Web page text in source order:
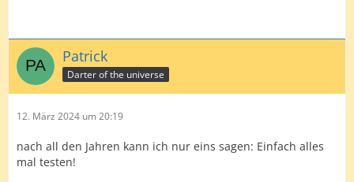
Patrick
Darter of the universe
12. März 2024 um 20:19
nach all den Jahren kann ich nur eins sagen: Einfach alles
mal testen!